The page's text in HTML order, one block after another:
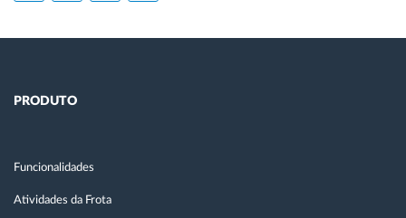
PRODUTO
Funcionalidades
Atividades da Frota